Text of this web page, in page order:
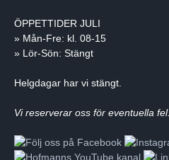
ÖPPETTIDER JULI
» Mån-Fre: kl. 08-15
» Lör-Sön: Stängt
Helgdagar har vi stängt.
Vi reserverar oss för eventuella fel.